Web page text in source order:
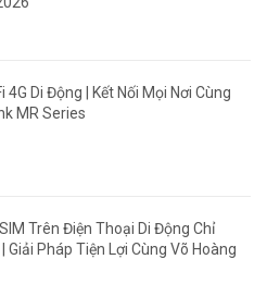
4G Di Động | Kết Nối Mọi Nơi Cùng
MR Series
Trên Điện Thoại Di Động Chỉ
Giải Pháp Tiện Lợi Cùng Võ Hoàng